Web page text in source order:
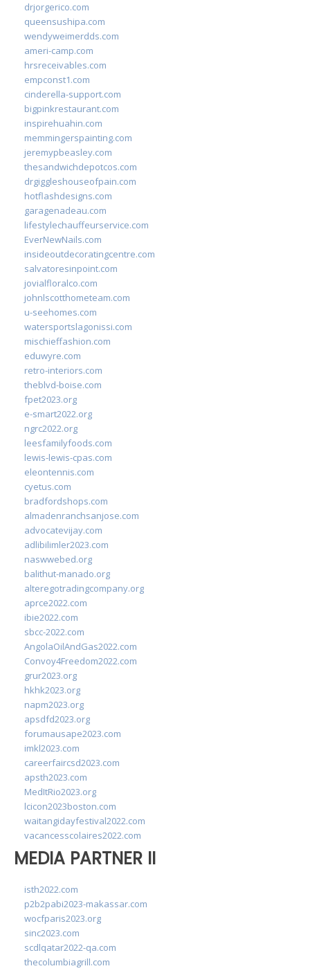
drjorgerico.com
queensushipa.com
wendyweimerdds.com
ameri-camp.com
hrsreceivables.com
empconst1.com
cinderella-support.com
bigpinkrestaurant.com
inspirehuahin.com
memmingerspainting.com
jeremypbeasley.com
thesandwichdepotcos.com
drgiggleshouseofpain.com
hotflashdesigns.com
garagenadeau.com
lifestylechauffeurservice.com
EverNewNails.com
insideoutdecoratingcentre.com
salvatoresinpoint.com
jovialfloralco.com
johnlscotthometeam.com
u-seehomes.com
watersportslagonissi.com
mischieffashion.com
eduwyre.com
retro-interiors.com
theblvd-boise.com
fpet2023.org
e-smart2022.org
ngrc2022.org
leesfamilyfoods.com
lewis-lewis-cpas.com
eleontennis.com
cyetus.com
bradfordshops.com
almadenranchsanjose.com
advocatevijay.com
adlibilimler2023.com
naswwebed.org
balithut-manado.org
alteregotradingcompany.org
aprce2022.com
ibie2022.com
sbcc-2022.com
AngolaOilAndGas2022.com
Convoy4Freedom2022.com
grur2023.org
hkhk2023.org
napm2023.org
apsdfd2023.org
forumausape2023.com
imkl2023.com
careerfaircsd2023.com
apsth2023.com
MedItRio2023.org
lcicon2023boston.com
waitangidayfestival2022.com
vacancesscolaires2022.com
MEDIA PARTNER II
isth2022.com
p2b2pabi2023-makassar.com
wocfparis2023.org
sinc2023.com
scdlqatar2022-qa.com
thecolumbiagrill.com